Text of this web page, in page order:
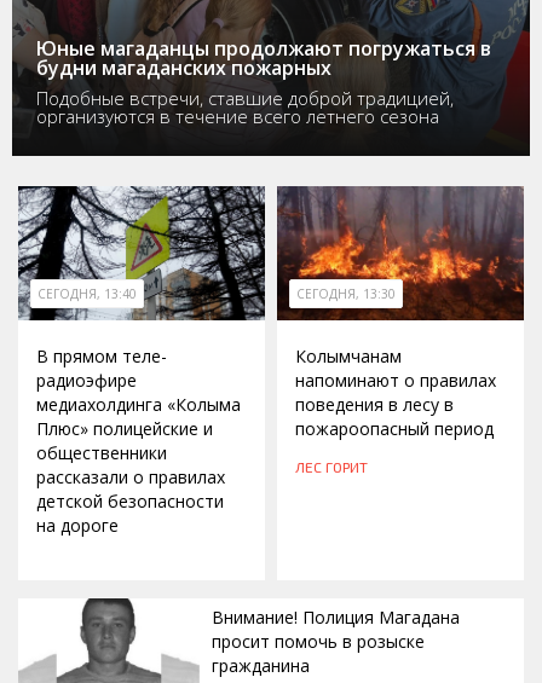
Юные магаданцы продолжают погружаться в
будни магаданских пожарных
Подобные встречи, ставшие доброй традицией,
организуются в течение всего летнего сезона
СЕГОДНЯ, 13:40
В прямом теле-
радиоэфире
медиахолдинга «Колыма
Плюс» полицейские и
общественники
рассказали о правилах
детской безопасности
на дороге
СЕГОДНЯ, 13:30
Колымчанам
напоминают о правилах
поведения в лесу в
пожароопасный период
ЛЕС ГОРИТ
Внимание! Полиция Магадана
просит помочь в розыске
гражданина